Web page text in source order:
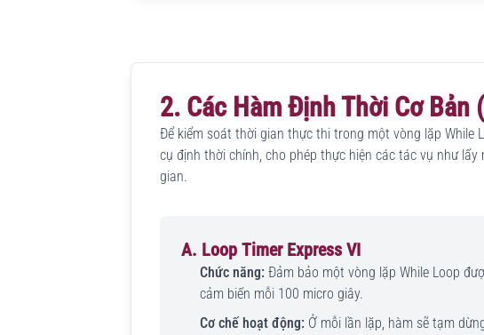
2. Các Hàm Định Thời Cơ Bản
Để kiểm soát thời gian thực thi trong một vòng lặp While
cụ định thời chính, cho phép thực hiện các tác vụ như
gian.
A. Loop Timer Express VI
Chức năng: Đảm bảo một vòng lặp While Loop
cảm biến mỗi 100 micro giây.
Cơ chế hoạt động: Ở mỗi lần lặp, hàm sẽ tạm